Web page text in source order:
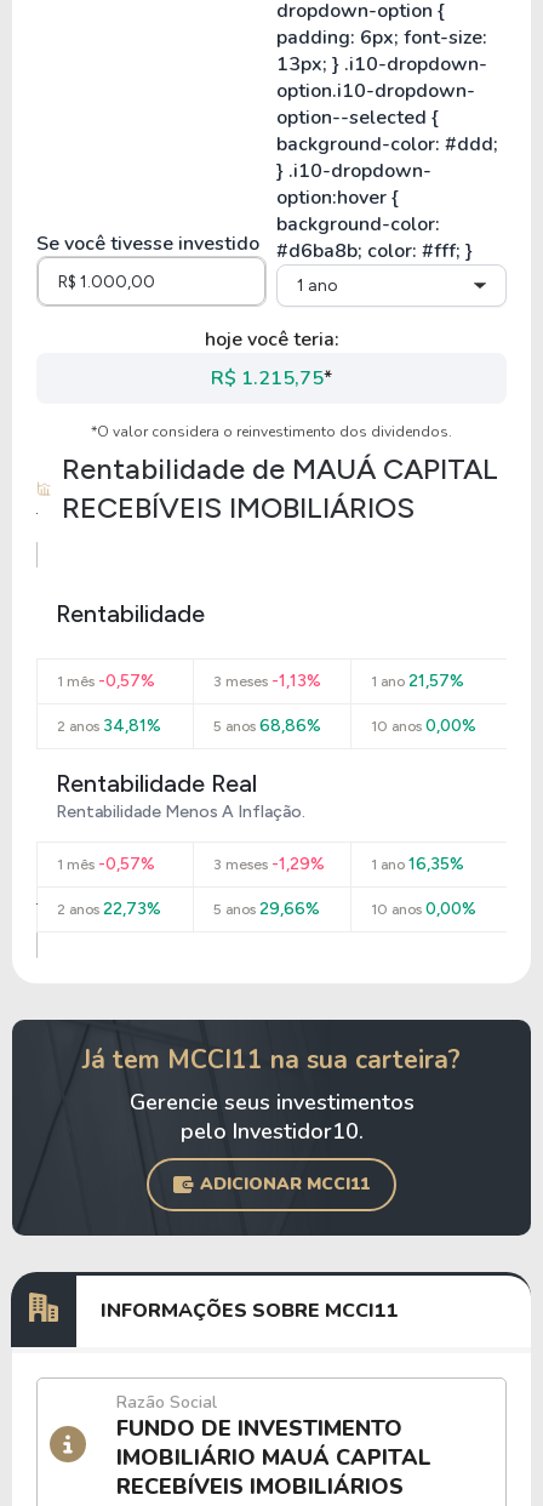
Se você tivesse investido
1 ano
hoje você teria:
R$ 1.215,75*
*O valor considera o reinvestimento dos dividendos.
Rentabilidade de MAUÁ CAPITAL
RECEBÍVEIS IMOBILIÁRIOS
Rentabilidade
1 mês -0,57% 3 meses -1,13% 1 ano21,57%
2 anos 34,81% 5 anos 68,86% 10 anos0,00%
Rentabilidade Real
Rentabilidade Menos A Inflação.
1 mês -0,57% 3 meses -1,29% 1 ano16,35%
2 anos 22,73% 5 anos 29,66% 10 anos0,00%
Já tem MCCI11 na sua carteira?
Gerencie seus investimentos
pelo Investidor10.
ADICIONAR MCCI11
INFORMAÇÕES SOBRE MCCI11
Razão Social
FUNDO DE INVESTIMENTO
IMOBILIÁRIO MAUÁ CAPITAL
RECEBÍVEIS IMOBILIÁRIOS